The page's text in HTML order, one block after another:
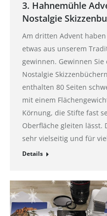
3. Hahnemühle
Nostalgie
Am dritten Advent
etwas aus unserem
gewinnen. Gewinnen
Nostalgie
enthalten 80 Seiten
mit einem
Körnung, die Stifte fast
Oberfläche gleiten lässt.
sehr vielseitig und für
Details